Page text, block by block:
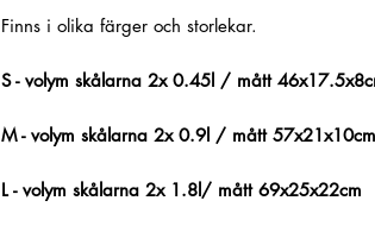
Finns i olika färger och storlekar.
S - volym skålarna 2x 0.45l / mått
M - volym skålarna 2x 0.9l / mått 57x21x10cm
L - volym skålarna 2x 1.8l/ mått 69x25x22cm